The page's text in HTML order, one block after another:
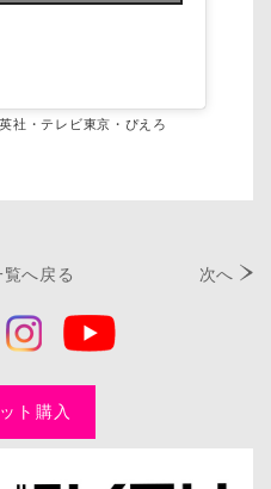
社・テレビ東京・ぴえろ
へ戻る 次へ
ト購入